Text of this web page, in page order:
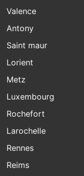
Valence
Antony
Saint maur
Lorient
Metz
Luxembourg
Rochefort
Larochelle
Rennes
Reims